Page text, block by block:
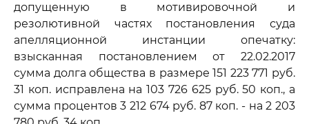
допущенную в мотивировочной и
резолютивной частях постановления суда
апелляционной инстанции опечатку:
взысканная постановлением от 22.02.2017
сумма долга общества в размере 151 223 771 руб.
31 коп. исправлена на 103 726 625 руб. 50 коп., а
сумма процентов 3 212 674 руб. 87 коп. - на 2 203